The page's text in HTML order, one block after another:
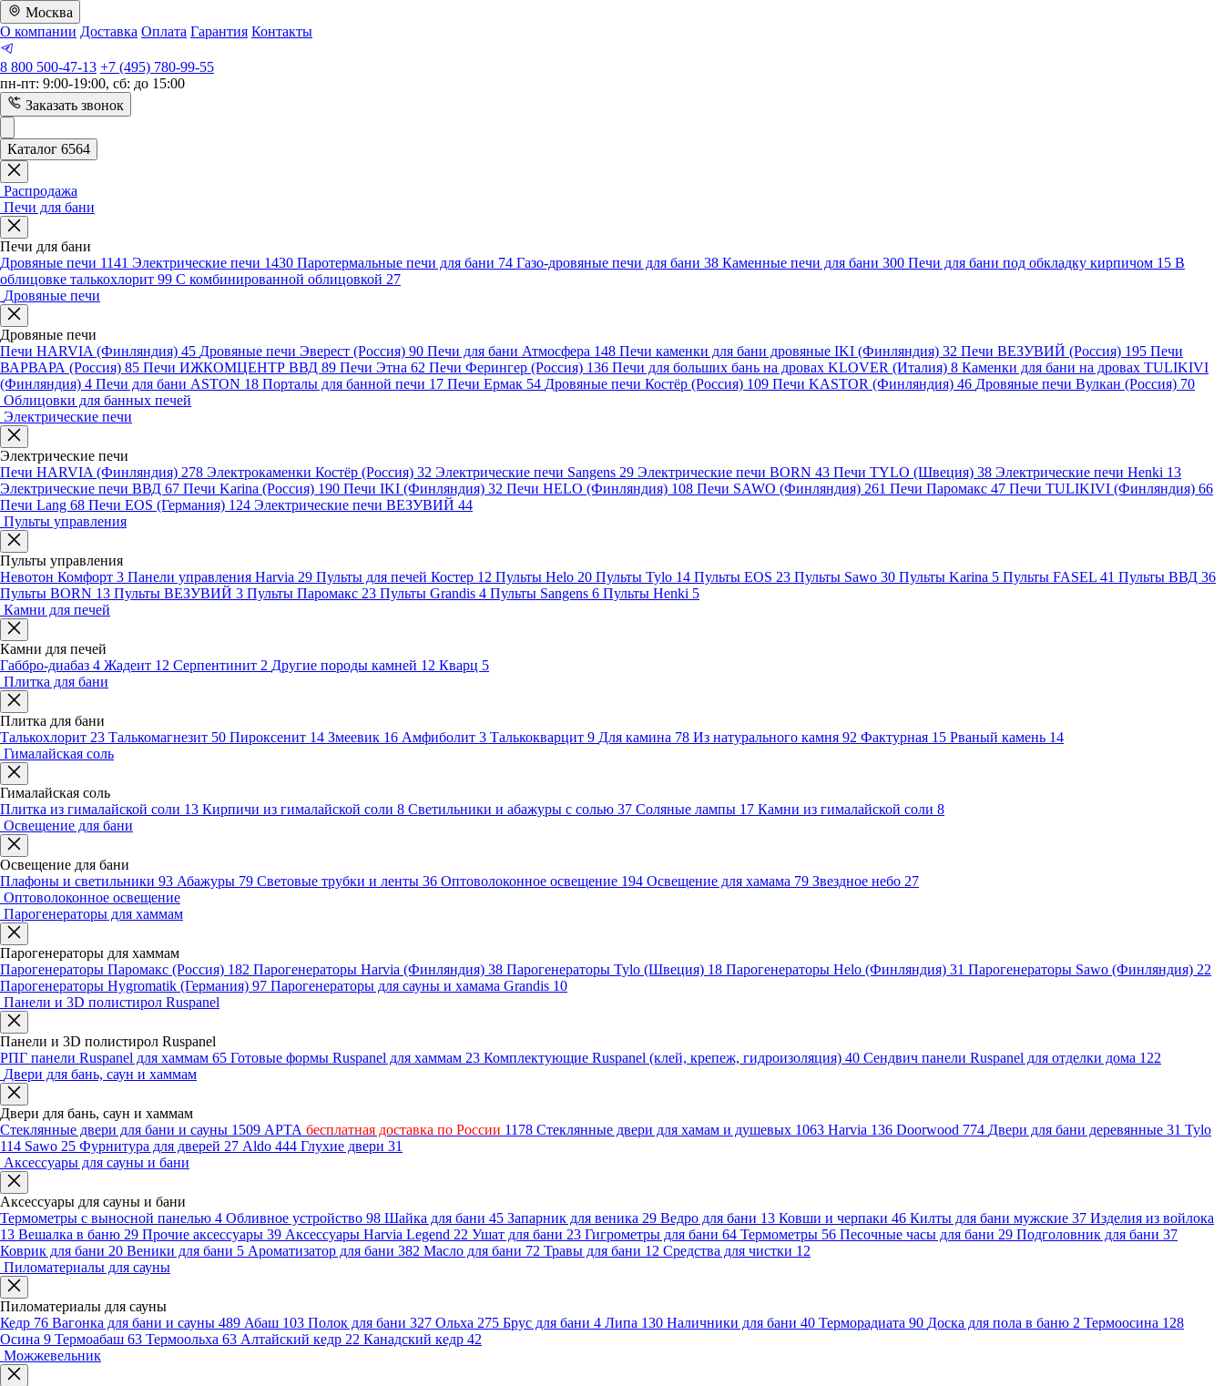
Москва
О компании Доставка Оплата Гарантия Контакты
8 800 500-47-13 +7 (495) 780-99-55
пн-пт: 9:00-19:00, сб: до 15:00
Заказать звонок
Каталог 6564
Распродажа
Печи для бани
Печи для бани
Дровяные печи 1141 Электрические печи 1430 Паротермальные печи для бани 74 Газо-дровяные печи для бани 38 Каменные печи для бани 300 Печи для бани под обкладку кирпичом 15 В
облицовке талькохлорит 99 С комбинированной облицовкой 27
Дровяные печи
Дровяные печи
Печи HARVIA (Финляндия) 45 Дровяные печи Эверест (Россия) 90 Печи для бани Атмосфера 148 Печи каменки для бани дровяные IKI (Финляндия) 32 Печи ВЕЗУВИЙ (Россия) 195 Печи
ВАРВАРА (Россия) 85 Печи ИЖКОМЦЕНТР ВВД 89 Печи Этна 62 Печи Ферингер (Россия) 136 Печи для больших бань на дровах KLOVER (Италия) 8 Каменки для бани на дровах TULIKIVI
(Финляндия) 4 Печи для бани ASTON 18 Порталы для банной печи 17 Печи Ермак 54 Дровяные печи Костёр (Россия) 109 Печи KASTOR (Финляндия) 46 Дровяные печи Вулкан (Россия) 70
Облицовки для банных печей
Электрические печи
Электрические печи
Печи HARVIA (Финляндия) 278 Электрокаменки Костёр (Россия) 32 Электрические печи Sangens 29 Электрические печи BORN 43 Печи TYLO (Швеция) 38 Электрические печи Henki 13
Электрические печи ВВД 67 Печи Karina (Россия) 190 Печи IKI (Финляндия) 32 Печи HELO (Финляндия) 108 Печи SAWO (Финляндия) 261 Печи Паромакс 47 Печи TULIKIVI (Финляндия) 66
Печи Lang 68 Печи EOS (Германия) 124 Электрические печи ВЕЗУВИЙ 44
Пульты управления
Пульты управления
Невотон Комфорт 3 Панели управления Harvia 29 Пульты для печей Костер 12 Пульты Helo 20 Пульты Tylo 14 Пульты EOS 23 Пульты Sawo 30 Пульты Karina 5 Пульты FASEL 41 Пульты ВВД 36
Пульты BORN 13 Пульты ВЕЗУВИЙ 3 Пульты Паромакс 23 Пульты Grandis 4 Пульты Sangens 6 Пульты Henki 5
Камни для печей
Камни для печей
Габбро-диабаз 4 Жадеит 12 Серпентинит 2 Другие породы камней 12 Кварц 5
Плитка для бани
Плитка для бани
Талькохлорит 23 Талькомагнезит 50 Пироксенит 14 Змеевик 16 Амфиболит 3 Талькокварцит 9 Для камина 78 Из натурального камня 92 Фактурная 15 Рваный камень 14
Гималайская соль
Гималайская соль
Плитка из гималайской соли 13 Кирпичи из гималайской соли 8 Светильники и абажуры с солью 37 Соляные лампы 17 Камни из гималайской соли 8
Освещение для бани
Освещение для бани
Плафоны и светильники 93 Абажуры 79 Световые трубки и ленты 36 Оптоволоконное освещение 194 Освещение для хамама 79 Звездное небо 27
Оптоволоконное освещение
Парогенераторы для хаммам
Парогенераторы для хаммам
Парогенераторы Паромакс (Россия) 182 Парогенераторы Harvia (Финляндия) 38 Парогенераторы Tylo (Швеция) 18 Парогенераторы Helo (Финляндия) 31 Парогенераторы Sawo (Финляндия) 22
Парогенераторы Hygromatik (Германия) 97 Парогенераторы для сауны и хамама Grandis 10
Панели и 3D полистирол Ruspanel
Панели и 3D полистирол Ruspanel
РПГ панели Ruspanel для хаммам 65 Готовые формы Ruspanel для хаммам 23 Комплектующие Ruspanel (клей, крепеж, гидроизоляция) 40 Сендвич панели Ruspanel для отделки дома 122
Двери для бань, саун и хаммам
Двери для бань, саун и хаммам
Стеклянные двери для бани и сауны 1509 АРТА бесплатная доставка по России 1178 Стеклянные двери для хамам и душевых 1063 Harvia 136 Doorwood 774 Двери для бани деревянные 31 Tylo
114 Sawo 25 Фурнитура для дверей 27 Aldo 444 Глухие двери 31
Аксессуары для сауны и бани
Аксессуары для сауны и бани
Термометры с выносной панелью 4 Обливное устройство 98 Шайка для бани 45 Запарник для веника 29 Ведро для бани 13 Ковши и черпаки 46 Килты для бани мужские 37 Изделия из войлока
13 Вешалка в баню 29 Прочие аксессуары 39 Аксессуары Harvia Legend 22 Ушат для бани 23 Гигрометры для бани 64 Термометры 56 Песочные часы для бани 29 Подголовник для бани 37
Коврик для бани 20 Веники для бани 5 Ароматизатор для бани 382 Масло для бани 72 Травы для бани 12 Средства для чистки 12
Пиломатериалы для сауны
Пиломатериалы для сауны
Кедр 76 Вагонка для бани и сауны 489 Абаш 103 Полок для бани 327 Ольха 275 Брус для бани 4 Липа 130 Наличники для бани 40 Терморадиата 90 Доска для пола в баню 2 Термоосина 128
Осина 9 Термоабаш 63 Термоольха 63 Алтайский кедр 22 Канадский кедр 42
Можжевельник